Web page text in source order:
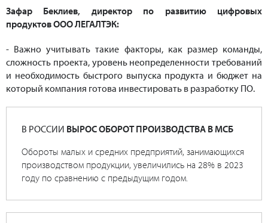
Зафар Беклиев, директор по развитию цифровых
продуктов ООО ЛЕГАЛТЭК:
- Важно учитывать такие факторы, как размер команды,
сложность проекта, уровень неопределенности требований
и необходимость быстрого выпуска продукта и бюджет на
который компания готова инвестировать в разработку ПО.
В РОССИИ ВЫРОС ОБОРОТ ПРОИЗВОДСТВА В МСБ
Обороты малых и средних предприятий, занимающихся
производством продукции, увеличились на 28% в 2023
году по сравнению с предыдущим годом.